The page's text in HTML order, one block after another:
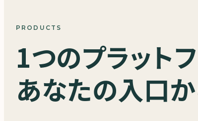
PRODUCTS
1つのプラットフ
あなたの入口か